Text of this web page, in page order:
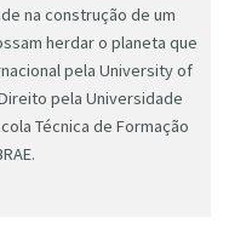
na construção de um
herdar o planeta que
pela University of
pela Universidade
Técnica de Formação